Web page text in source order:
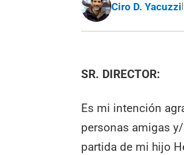
Ciro D. Yacuzzi
SR. DIRECTOR:
Es mi intención
personas amigas
partida de mi hijo